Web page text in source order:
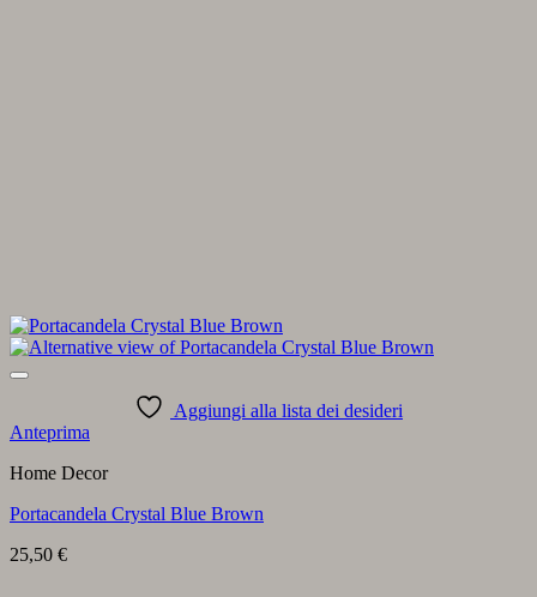
Aggiungi alla lista dei desideri
Anteprima
Home Decor
Portacandela Crystal Blue Brown
25,50 €